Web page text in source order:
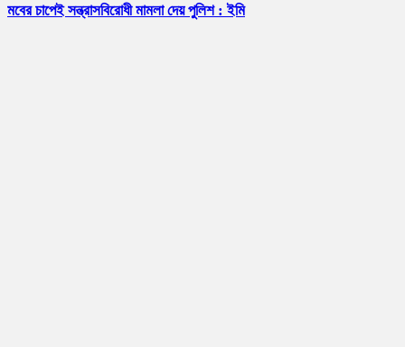
মবের চাপেই সন্ত্রাসবিরোধী মামলা দেয় পুলিশ : ইমি